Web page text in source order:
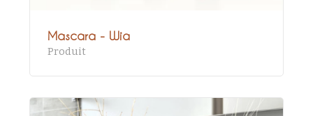
Mascara - Wia
Produit